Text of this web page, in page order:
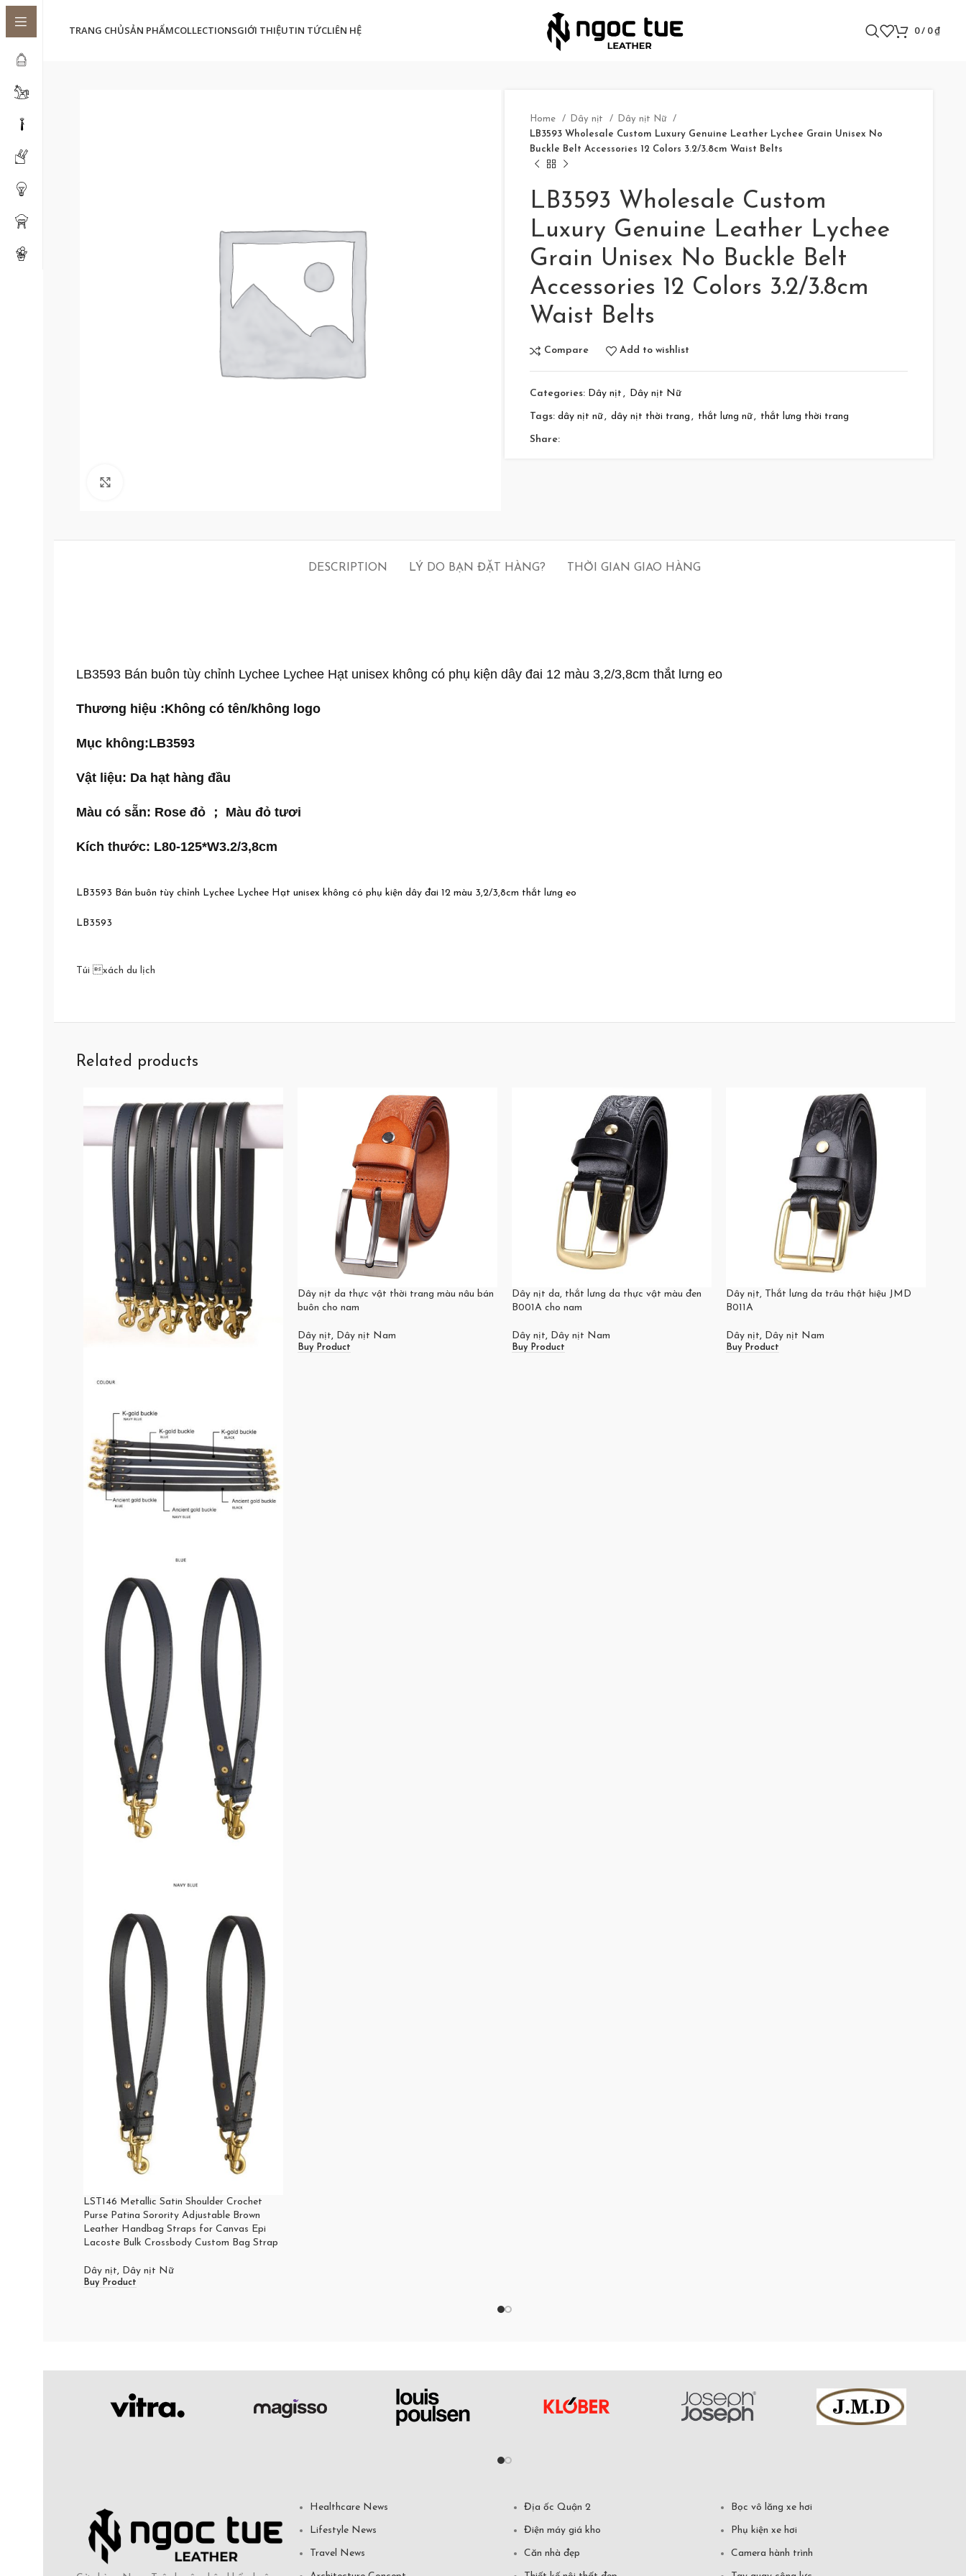
TRANG CHỦSẢN PHẨMCOLLECTIONSGIỚI THIỆUTIN TỨCLIÊN HỆ 0/ 0₫
Home Dây nịt
Dây nịt Nữ
LB3593 Wholesale Custom Luxury Genuine Leather Lychee Grain Unisex No
Buckle Belt Accessories 12 Colors 3.2/3.8cm Waist Belts
LB3593 Wholesale Custom
Luxury Genuine Leather Lychee
Grain Unisex No Buckle Belt
Accessories 12 Colors 3.2/3.8cm
Waist Belts
Compare Add to wishlist
Categories: Dây nịt , Dây nịt Nữ
Tags: dây nịt nữ , dây nịt thời trang , thắt lưng nữ , thắt lưng thời trang
Share:
DESCRIPTION LÝ DO BẠN ĐẶT HÀNG? THỜI GIAN GIAO HÀNG
LB3593 Bán buôn tùy chỉnh Lychee Lychee Hạt unisex không có phụ kiện dây đai 12 màu 3,2/3,8cm thắt lưng eo
Thương hiệu :Không có tên/không logo
Mục không:LB3593
Vật liệu: Da hạt hàng đầu
Màu có sẵn: Rose đỏ ； Màu đỏ tươi
Kích thước: L80-125*W3.2/3,8cm
LB3593 Bán buôn tùy chỉnh Lychee Lychee Hạt unisex không có phụ kiện dây đai 12 màu 3,2/3,8cm thắt lưng eo
LB3593
Túi xách du lịch
Related products
LST146 Metallic Satin Shoulder Crochet
Purse Patina Sorority Adjustable Brown
Leather Handbag Straps for Canvas Epi
Lacoste Bulk Crossbody Custom Bag Strap
Dây nịt, Dây nịt Nữ
Buy Product
Dây nịt da thực vật thời trang màu nâu bán
buôn cho nam
Dây nịt, Dây nịt Nam
Buy Product
Dây nịt da, thắt lưng da thực vật màu đen
B001A cho nam
Dây nịt, Dây nịt Nam
Buy Product
Dây nịt, Thắt lưng da trâu thật hiệu JMD
B011A
Dây nịt, Dây nịt Nam
Buy Product
Healthcare News
Lifestyle News
Travel News
Địa ốc Quận 2
Điện máy giá kho
Căn nhà đẹp
Bọc vô lăng xe hơi
Phụ kiện xe hơi
Camera hành trình